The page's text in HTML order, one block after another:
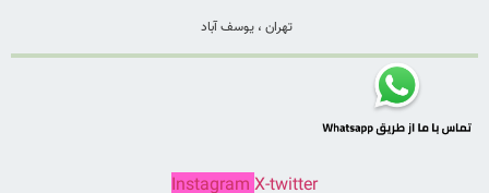
تهران ، یوسف آباد
Instagram X-twitter